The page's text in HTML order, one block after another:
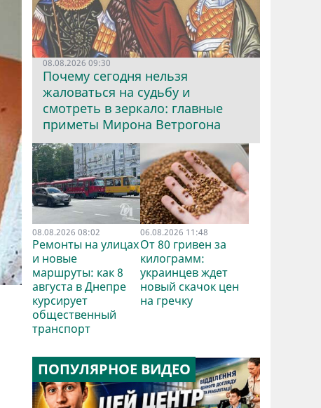
08.08.2026 09:30
Почему сегодня нельзя
жаловаться на судьбу и
смотреть в зеркало: главные
приметы Мирона Ветрогона
08.08.2026 08:02
Ремонты на улицах
и новые
маршруты: как 8
августа в Днепре
курсирует
общественный
транспорт
06.08.2026 11:48
От 80 гривен за
килограмм:
украинцев ждет
новый скачок цен
на гречку
ПОПУЛЯРНОЕ ВИДЕО